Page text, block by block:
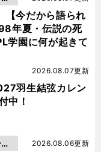
【今だから語られ
年夏・伝説の死
学園に何が起きて
羽生結弦カレン
中！
2026.08.07更新
2026.08.06更新